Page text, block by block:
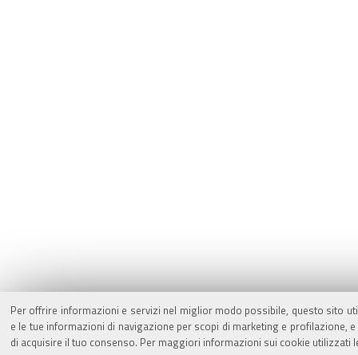
Per offrire informazioni e servizi nel miglior modo possibile, questo sito
e le tue informazioni di navigazione per scopi di marketing e
di acquisire il tuo consenso. Per maggiori informazioni sui cookie utilizzati